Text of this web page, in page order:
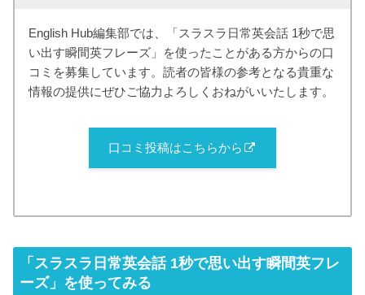
English Hub編集部では、「スラスラ日常英会話 1秒で思
い出す瞬間英フレーズ」を使ったことがある方からの口
コミを募集しています。読者の皆様の参考となる貴重な
情報の提供にぜひご協力よろしくおねがいいたします。
口コミ投稿はこちらから
「スラスラ日常英会話 1秒で思い出す瞬間英フレ
ーズ」を使ってみる